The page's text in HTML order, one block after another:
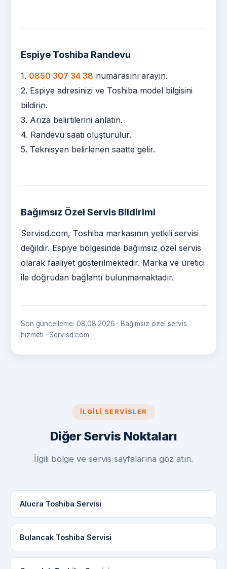
Espiye Toshiba Randevu
1. 0850 307 34 38 numarasını arayın.
2. Espiye adresinizi ve Toshiba model bilgisini
bildirin.
3. Arıza belirtilerini anlatın.
4. Randevu saati oluşturulur.
5. Teknisyen belirlenen saatte gelir.
Bağımsız Özel Servis Bildirimi
Servisd.com, Toshiba markasının yetkili servisi
değildir. Espiye bölgesinde bağımsız özel servis
olarak faaliyet gösterilmektedir. Marka ve üretici
ile doğrudan bağlantı bulunmamaktadır.
Son güncelleme: 08.08.2026 · Bağımsız özel servis
hizmeti · Servisd.com
İLGILI SERVISLER
Diğer Servis Noktaları
İlgili bölge ve servis sayfalarına göz atın.
Alucra Toshiba Servisi
Bulancak Toshiba Servisi